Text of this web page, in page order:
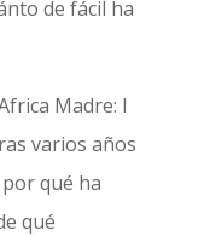
de fácil ha
Madre: I
varios años
qué ha
qué